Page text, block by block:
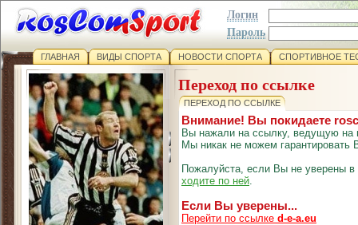
Логин
Пароль
ГЛАВНАЯ ВИДЫ СПОРТА НОВОСТИ СПОРТА СПОРТИВНОЕ
Переход по ссылке
ПЕРЕХОД ПО ССЫЛКЕ
Внимание! Вы покидаете
Вы нажали на ссылку, ведущую на
Мы никак не можем гарантировать
Пожалуйста, если Вы не уверены
ходите по ней.
Если Вы уверены...
Перейти по ссылке d-e-a.eu